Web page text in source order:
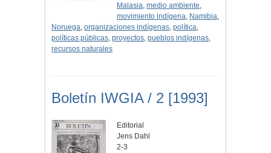
Malasia,medio ambiente,
movimiento indígena, Namibia,
Noruega, organizaciones indígenas, política,
políticas públicas, proyectos, pueblos indígenas,
recursos naturales
Boletín IWGIA / 2 [1993]
Editorial
Jens Dahl
2-3